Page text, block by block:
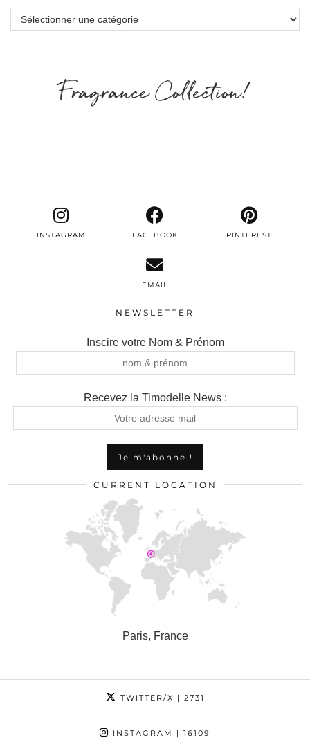
Catégories
Fragrance Collection!
INSTAGRAM FACEBOOK PINTEREST
EMAIL
NEWSLETTER
Inscire votre Nom & Prénom
Recevez la Timodelle News :
CURRENT LOCATION
Paris, France
TWITTER/X | 2731
INSTAGRAM | 16109